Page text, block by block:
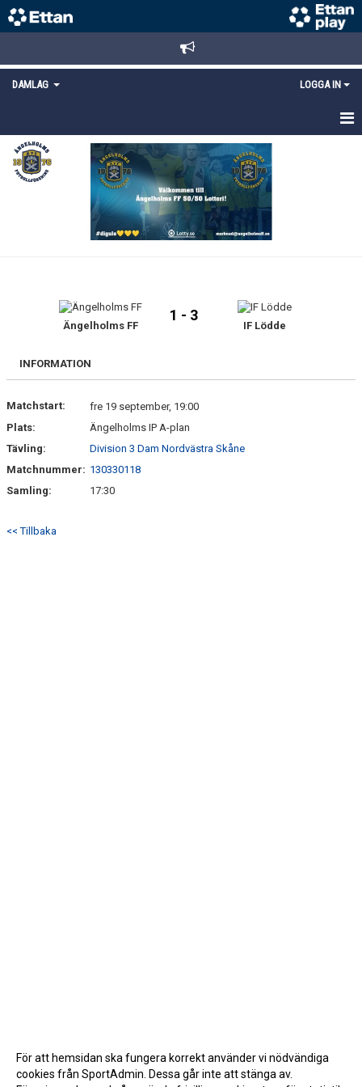
DAMLAG LOGGA IN
HEM
NYHETER
DOKUMENT
KONTAKT
Ängelholms FF
1 - 3
IF Lödde
INFORMATION
Matchstart:
fre 19 september, 19:00
Plats:
Ängelholms IP A-plan
Tävling:
Division 3 Dam Nordvästra Skåne
Matchnummer: 130330118
Samling:
17:30
<< Tillbaka
För att hemsidan ska fungera korrekt använder vi nödvändiga
cookies från SportAdmin. Dessa går inte att stänga av.